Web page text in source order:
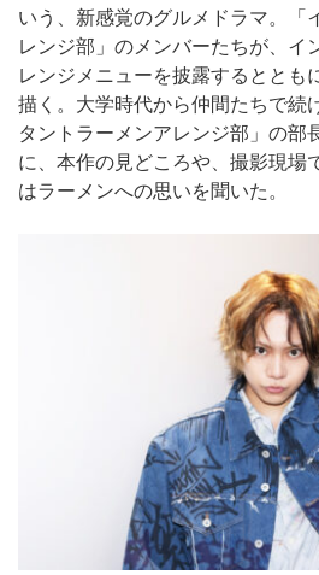
いう、新感覚のグルメドラマ。「
レンジ部」のメンバーたちが、イ
レンジメニューを披露するととも
描く。大学時代から仲間たちで続
タントラーメンアレンジ部」の部
に、本作の見どころや、撮影現場
はラーメンへの思いを聞いた。